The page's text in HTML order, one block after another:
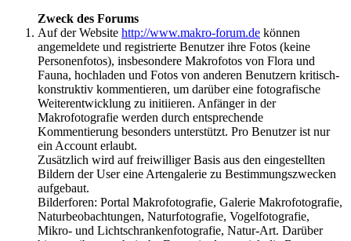
Zweck des Forums
Auf der Website http://www.makro-forum.de können
angemeldete und registrierte Benutzer ihre Fotos (keine
Personenfotos), insbesondere Makrofotos von Flora und
Fauna, hochladen und Fotos von anderen Benutzern kritisch-
konstruktiv kommentieren, um darüber eine fotografische
Weiterentwicklung zu initiieren. Anfänger in der
Makrofotografie werden durch entsprechende
Kommentierung besonders unterstützt. Pro Benutzer ist nur
ein Account erlaubt.
Zusätzlich wird auf freiwilliger Basis aus den eingestellten
Bildern der User eine Artengalerie zu Bestimmungszwecken
aufgebaut.
Bilderforen: Portal Makrofotografie, Galerie Makrofotografie,
Naturbeobachtungen, Naturfotografie, Vogelfotografie,
Mikro- und Lichtschrankenfotografie, Natur-Art. Darüber